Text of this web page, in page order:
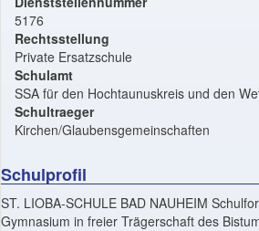
5176
Rechtsstellung
Private Ersatzschule
Schulamt
SSA für den Hochtaunuskreis und den
Schultraeger
Kirchen/Glaubensgemeinschaften
Schulprofil
ST. LIOBA-SCHULE BAD NAUHEIM
Gymnasium in freier Trägerschaft des